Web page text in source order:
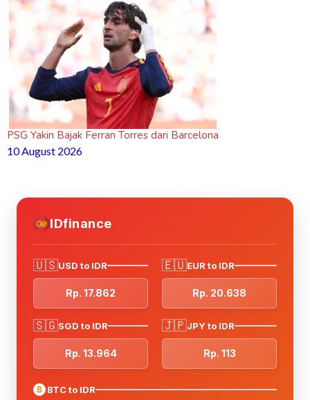
PSG Yakin Bajak Ferran Torres dari Barcelona
10 August 2026
IDfinance
🇺🇸USD to IDR
Rp. 17.862
🇪🇺EUR to IDR
Rp. 20.638
🇸🇬SGD to IDR
Rp. 13.964
🇯🇵JPY to IDR
Rp. 113
₿ BTC to IDR